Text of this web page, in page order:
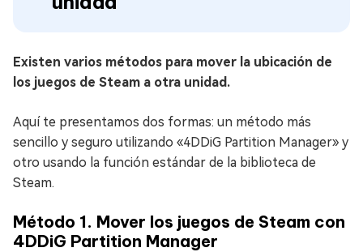
Existen varios métodos para mover la ubicación de
los juegos de Steam a otra unidad.
Aquí te presentamos dos formas: un método más
sencillo y seguro utilizando «4DDiG Partition Manager» y
otro usando la función estándar de la biblioteca de
Steam.
Método 1. Mover los juegos de Steam con
4DDiG Partition Manager